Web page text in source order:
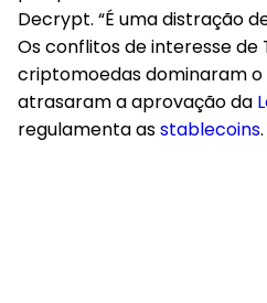
Decrypt. “É uma distração
Os conflitos de interesse de
criptomoedas dominaram
atrasaram a aprovação da
regulamenta asstablecoins.